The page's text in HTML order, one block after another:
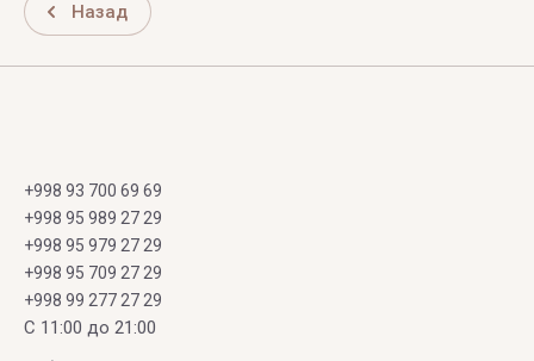
Назад
+998 93 700 69 69
+998 95 989 27 29
+998 95 979 27 29
+998 95 709 27 29
+998 99 277 27 29
C 11:00 до 21:00